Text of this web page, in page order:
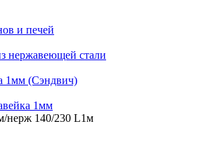
и печей
нержавеющей стали
1мм (Сэндвич)
1мм
нерж 140/230 L1м